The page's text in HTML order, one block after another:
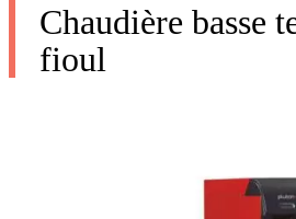
Chaudière basse
fioul